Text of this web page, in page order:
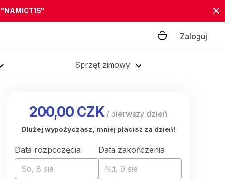
"NAMIOT15"
Zaloguj
Sprzęt zimowy
200,00 CZK/ pierwszy dzień
Dłużej wypożyczasz, mniej płacisz za dzień!
Data rozpoczęcia
So, 8 sie
Data zakończenia
Nd, 9 sie